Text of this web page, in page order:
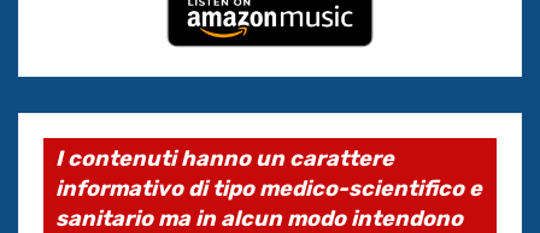
I contenuti hanno un carattere
informativo di tipo medico-scientifico e
sanitario ma in alcun modo intendono